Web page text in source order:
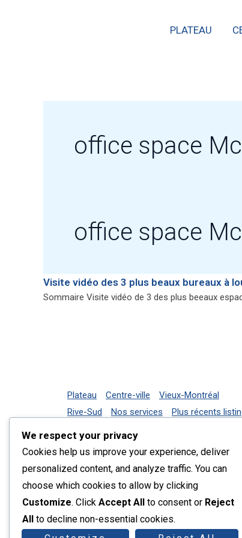
PLATEAU
office space
office space
Visite vidéo des 3 plus beaux bureaux à
Sommaire Visite vidéo de 3 des plus beeaux
Plateau Centre-ville
Vieux-Montréal
Rive-Sud
Nos services
Plus récents
We respect your privacy
Cookies help us improve your experience, deliver
personalized content, and analyze traffic. You can
choose which cookies to allow by clicking
Customize. Click Accept All to consent or Reject
All to decline non-essential cookies.